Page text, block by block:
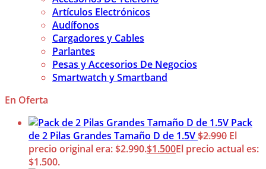
Artículos Electrónicos
Audífonos
Cargadores y Cables
Parlantes
Pesas y Accesorios De Negocios
Smartwatch y Smartband
En Oferta
Pack
de 2 Pilas Grandes Tamaño D de 1.5V$2.990 El
precio original era: $2.990.$1.500El precio actual es:
$1.500.